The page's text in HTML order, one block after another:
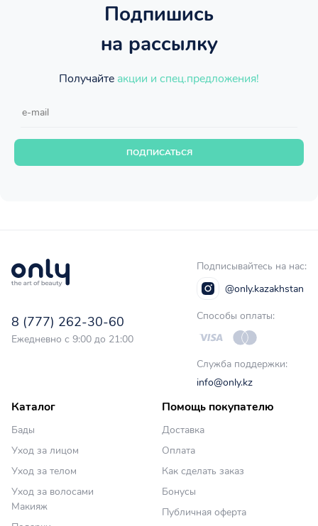
Подпишись
на рассылку
Получайте акции и спец.предложения!
ПОДПИСАТЬСЯ
8 (777) 262-30-60
Ежедневно с 9:00 до 21:00
Подписывайтесь на нас:
@only.kazakhstan
Способы оплаты:
Служба поддержки:
info@only.kz
Каталог
Бады
Уход за лицом
Уход за телом
Уход за волосами
Макияж
Помощь покупателю
Доставка
Оплата
Как сделать заказ
Бонусы
Публичная оферта